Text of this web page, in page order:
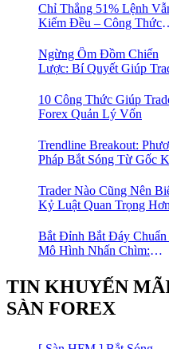
Chỉ Thắng 51% Lệnh
Kiếm Đều – Công Thức
Lẻ Không Cần Thắng
Lệnh
Ngừng Ôm Đồm Chiến
Lược: Bí Quyết Giúp
Lần
10 Công Thức Giúp
Forex Quản Lý Vốn
Trendline Breakout:
Pháp Bắt Sóng Từ Gốc
Cho Trader Forex
Trader Nào Cũng Nên
Kỷ Luật Quan Trọng Hơn
Bắt Đỉnh Bắt Đáy
Mô Hình Nhấn Chìm:
Forex Đơn Giản Cho Mọi
Trader
TIN KHUYẾN
SÀN FOREX